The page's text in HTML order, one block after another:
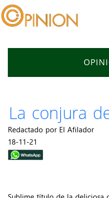
La conjura
Redactado por El Afilador
18-11-21